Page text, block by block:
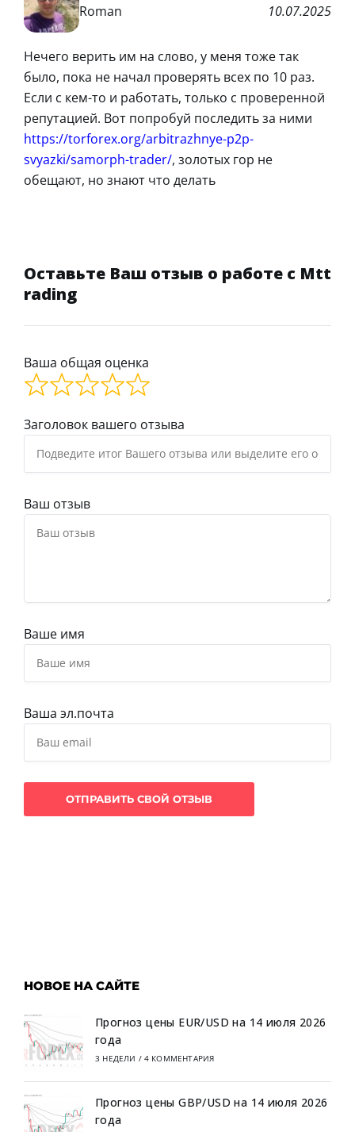
Roman 10.07.2025
Нечего верить им на слово, у меня тоже так
было, пока не начал проверять всех по 10 раз.
Если с кем-то и работать, только с проверенной
репутацией. Вот попробуй последить за ними
https://torforex.org/arbitrazhnye-p2p-
svyazki/samorph-trader/, золотых гор не
обещают, но знают что делать
Оставьте Ваш отзыв о работе с Mtt
rading
Ваша общая оценка
Заголовок вашего отзыва
Ваш отзыв
Ваше имя
Ваша эл.почта
НОВОЕ НА САЙТЕ
Прогноз цены EUR/USD на 14 июля 2026
года
3 НЕДЕЛИ / 4 КОММЕНТАРИЯ
Прогноз цены GBP/USD на 14 июля 2026
года